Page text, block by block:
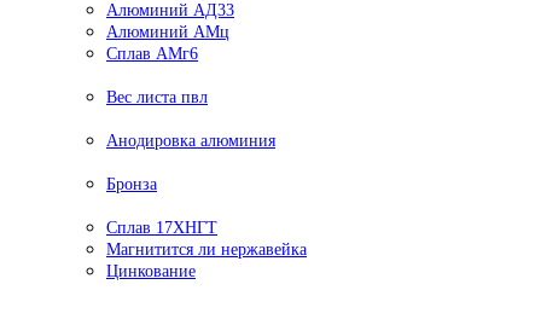
Алюминий АД33
Алюминий АМц
Сплав АМг6
Вес листа пвл
Анодировка алюминия
Бронза
Сплав 17ХНГТ
Магнитится ли нержавейка
Цинкование